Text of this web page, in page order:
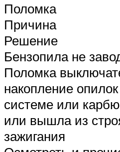
Поломка
Причина
Решение
Бензопила не
Поломка
накопление
системе или
или вышла из
зажигания